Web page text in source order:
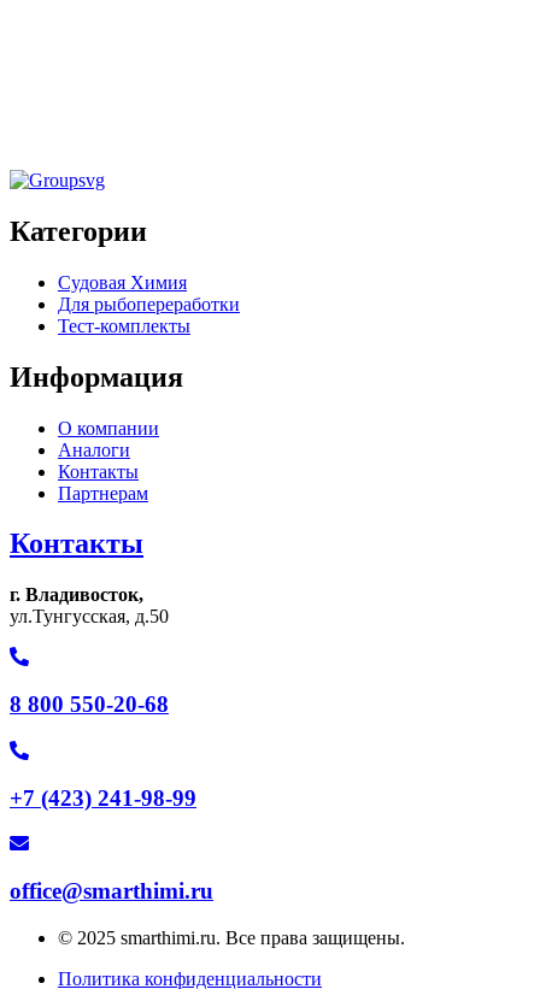
Категории
Судовая Химия
Для рыбопереработки
Тест-комплекты
Информация
О компании
Аналоги
Контакты
Партнерам
Контакты
г. Владивосток,
ул.Тунгусская, д.50
8 800 550-20-68
+7 (423) 241-98-99
office@smarthimi.ru
© 2025 smarthimi.ru. Все права защищены.
Политика конфиденциальности